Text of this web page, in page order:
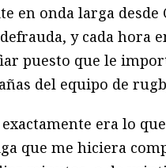
en onda larga desde
y cada hora
puesto que le
del equipo de
exactamente era lo
que me hiciera